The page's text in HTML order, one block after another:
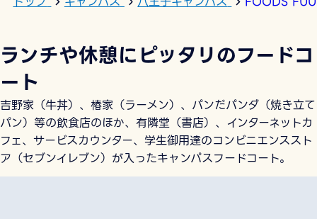
ランチや休憩にピッタリのフードコ
ート
吉野家（牛丼）、椿家（ラーメン）、パンだパンダ（焼き立て
パン）等の飲食店のほか、有隣堂（書店）、インターネットカ
フェ、サービスカウンター、学生御用達のコンビニエンススト
ア（セブンイレブン）が入ったキャンパスフードコート。